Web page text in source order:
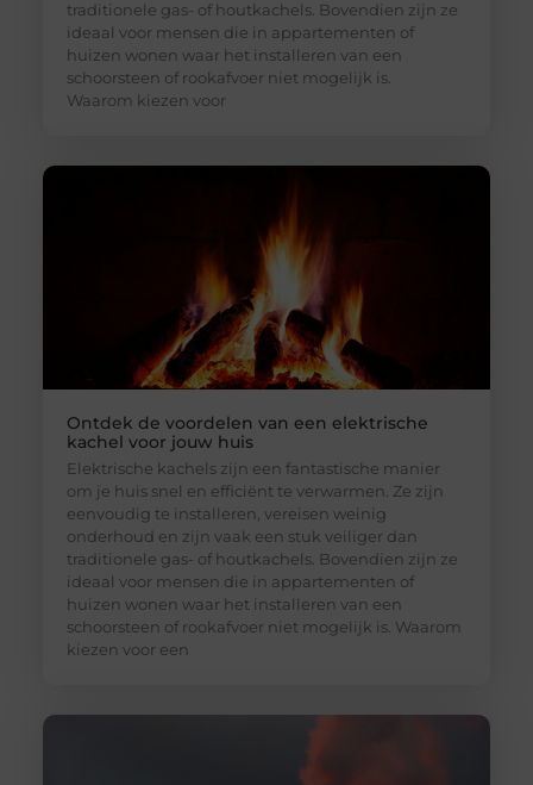
traditionele gas- of houtkachels. Bovendien zijn ze
ideaal voor mensen die in appartementen of
huizen wonen waar het installeren van een
schoorsteen of rookafvoer niet mogelijk is.
Waarom kiezen voor
Ontdek de voordelen van een elektrische
kachel voor jouw huis
Elektrische kachels zijn een fantastische manier
om je huis snel en efficiënt te verwarmen. Ze zijn
eenvoudig te installeren, vereisen weinig
onderhoud en zijn vaak een stuk veiliger dan
traditionele gas- of houtkachels. Bovendien zijn ze
ideaal voor mensen die in appartementen of
huizen wonen waar het installeren van een
schoorsteen of rookafvoer niet mogelijk is. Waarom
kiezen voor een